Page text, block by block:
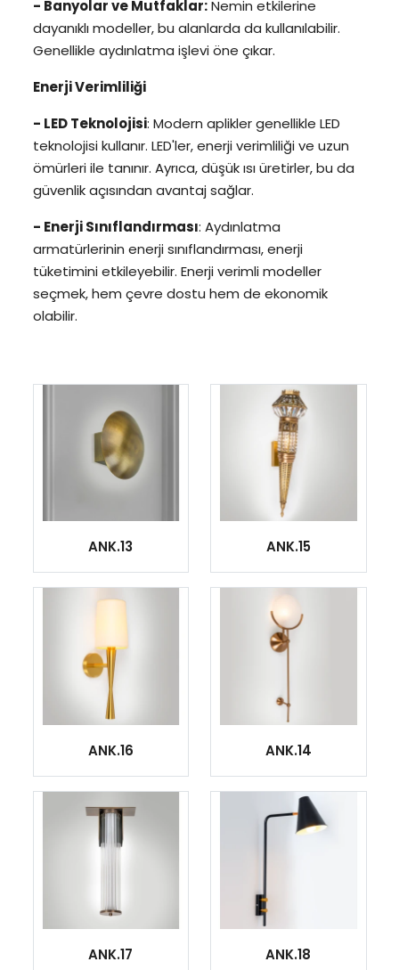
- Banyolar ve Mutfaklar:Nemin etkilerine
dayanıklı modeller, bu alanlarda da kullanılabilir.
Genellikle aydınlatma işlevi öne çıkar.
Enerji Verimliliği
- LED Teknolojisi: Modern aplikler genellikle LED
teknolojisi kullanır. LED'ler, enerji verimliliği ve uzun
ömürleri ile tanınır. Ayrıca, düşük ısı üretirler, bu da
güvenlik açısından avantaj sağlar.
- Enerji Sınıflandırması: Aydınlatma
armatürlerinin enerji sınıflandırması, enerji
tüketimini etkileyebilir. Enerji verimli modeller
seçmek, hem çevre dostu hem de ekonomik
olabilir.
ANK.13 ANK.15
ANK.16 ANK.14
ANK.17 ANK.18